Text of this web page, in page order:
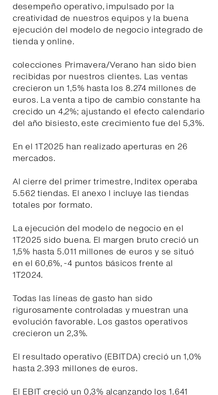
desempeño operativo, impulsado por la
creatividad de nuestros equipos y la buena
ejecución del modelo de negocio integrado de
tienda y online.
colecciones Primavera/Verano han sido bien
recibidas por nuestros clientes. Las ventas
crecieron un 1,5% hasta los 8.274 millones de
euros. La venta a tipo de cambio constante ha
crecido un 4,2%; ajustando el efecto calendario
del año bisiesto, este crecimiento fue del 5,3%.
En el 1T2025 han realizado aperturas en 26
mercados.
Al cierre del primer trimestre, Inditex operaba
5.562 tiendas. El anexo I incluye las tiendas
totales por formato.
La ejecución del modelo de negocio en el
1T2025 sido buena. El margen bruto creció un
1,5% hasta 5.011 millones de euros y se situó
en el 60,6%, -4 puntos básicos frente al
1T2024.
Todas las líneas de gasto han sido
rigurosamente controladas y muestran una
evolución favorable. Los gastos operativos
crecieron un 2,3%.
El resultado operativo (EBITDA) creció un 1,0%
hasta 2.393 millones de euros.
El EBIT creció un 0,3% alcanzando los 1.641